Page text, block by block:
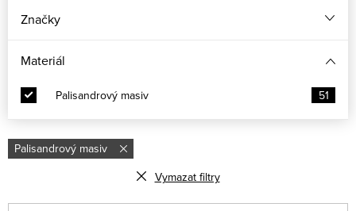
Značky
Materiál
Palisandrový masiv 51
Palisandrový masiv
Vymazat filtry